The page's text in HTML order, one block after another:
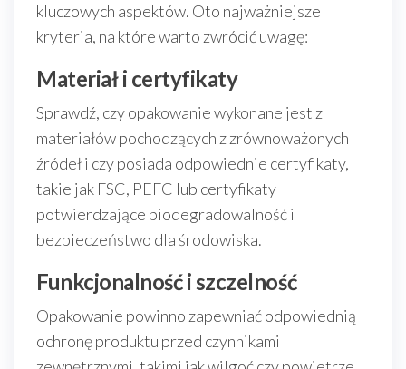
kluczowych aspektów. Oto najważniejsze
kryteria, na które warto zwrócić uwagę:
Materiał i certyfikaty
Sprawdź, czy opakowanie wykonane jest z
materiałów pochodzących z zrównoważonych
źródeł i czy posiada odpowiednie certyfikaty,
takie jak FSC, PEFC lub certyfikaty
potwierdzające biodegradowalność i
bezpieczeństwo dla środowiska.
Funkcjonalność i szczelność
Opakowanie powinno zapewniać odpowiednią
ochronę produktu przed czynnikami